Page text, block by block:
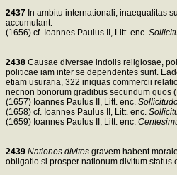
2437 In ambitu internationali, inaequalitas
accumulant.
(1656) cf. Ioannes Paulus II, Litt. enc.
2438 Causae diversae indolis religiosae,
politicae iam inter se dependentes sunt.
etiam usuraria, 322 iniquas commercii
necnon bonorum gradibus secundum quos
(1657) Ioannes Paulus II, Litt. enc.
(1658) cf. Ioannes Paulus II, Litt. enc.
(1659) Ioannes Paulus II, Litt. enc.
2439 Nationes divites gravem habent
obligatio si prosper nationum divitum status